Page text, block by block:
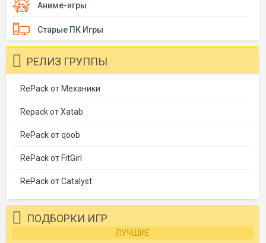
Аниме-игры
Старые ПК Игры
РЕЛИЗ ГРУППЫ
RePack от Механики
Repack от Xatab
RePack от qoob
RePack от FitGirl
RePack от Catalyst
ПОДБОРКИ ИГР
ЛУЧШИЕ